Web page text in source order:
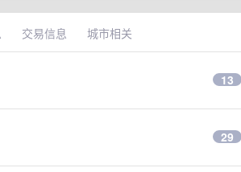
交易信息 城市相关
13
29